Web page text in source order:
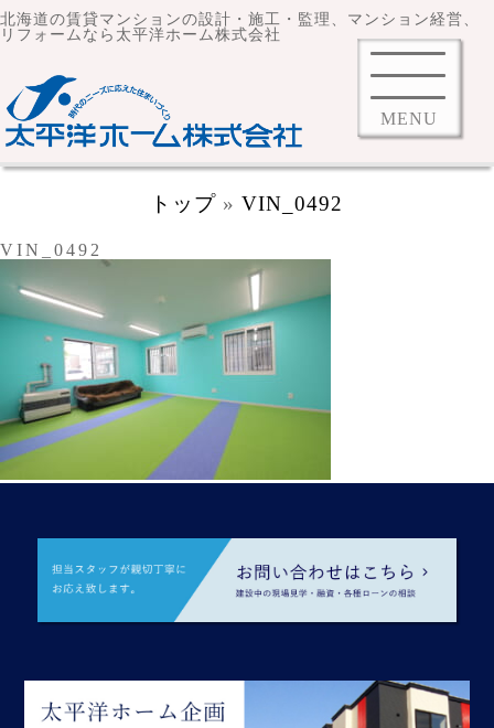
北海道の賃貸マンションの設計・施工・監理、マンション経営、
リフォームなら太平洋ホーム株式会社
MENU
トップ »VIN_0492
VIN_0492